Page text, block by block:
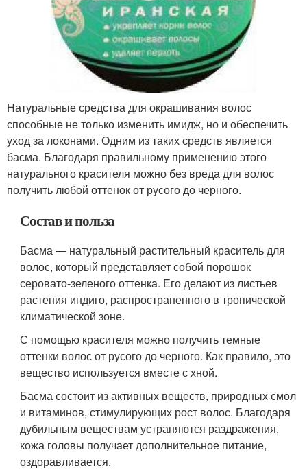
Натуральные средства для окрашивания волос
способные не только изменить имидж, но и обеспечить
уход за локонами. Одним из таких средств является
басма. Благодаря правильному применению этого
натурального красителя можно без вреда для волос
получить любой оттенок от русого до черного.
Состав и польза
Басма — натуральный растительный краситель для
волос, который представляет собой порошок
серовато-зеленого оттенка. Его делают из листьев
растения индиго, распространенного в тропической
климатической зоне.
С помощью красителя можно получить темные
оттенки волос от русого до черного. Как правило, это
вещество используется вместе с хной.
Басма состоит из активных веществ, природных смол
и витаминов, стимулирующих рост волос. Благодаря
дубильным веществам устраняются раздражения,
кожа головы получает дополнительное питание,
оздоравливается.